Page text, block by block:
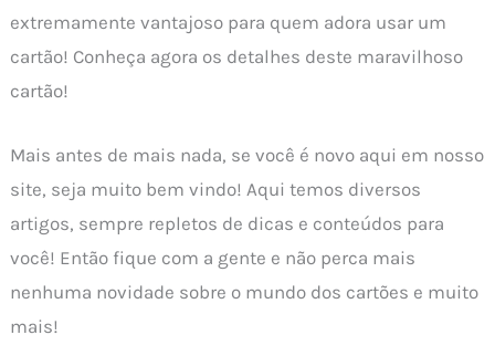
extremamente vantajoso para quem adora usar um
cartão! Conheça agora os detalhes deste maravilhoso
cartão!
Mais antes de mais nada, se você é novo aqui em nosso
site, seja muito bem vindo! Aqui temos diversos
artigos, sempre repletos de dicas e conteúdos para
você! Então fique com a gente e não perca mais
nenhuma novidade sobre o mundo dos cartões e muito
mais!